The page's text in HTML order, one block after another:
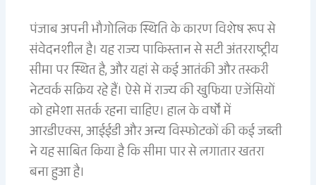
पंजाब अपनी भौगोलिक स्थिति के कारण विशेष रूप से
संवेदनशील है। यह राज्य पाकिस्तान से सटी अंतरराष्ट्रीय
सीमा पर स्थित है, और यहां से कई आतंकी और तस्करी
नेटवर्क सक्रिय रहे हैं। ऐसे में राज्य की खुफिया एजेंसियों
को हमेशा सतर्क रहना चाहिए। हाल के वर्षों में
आरडीएक्स, आईईडी और अन्य विस्फोटकों की कई जब्ती
ने यह साबित किया है कि सीमा पार से लगातार खतरा
बना हुआ है।